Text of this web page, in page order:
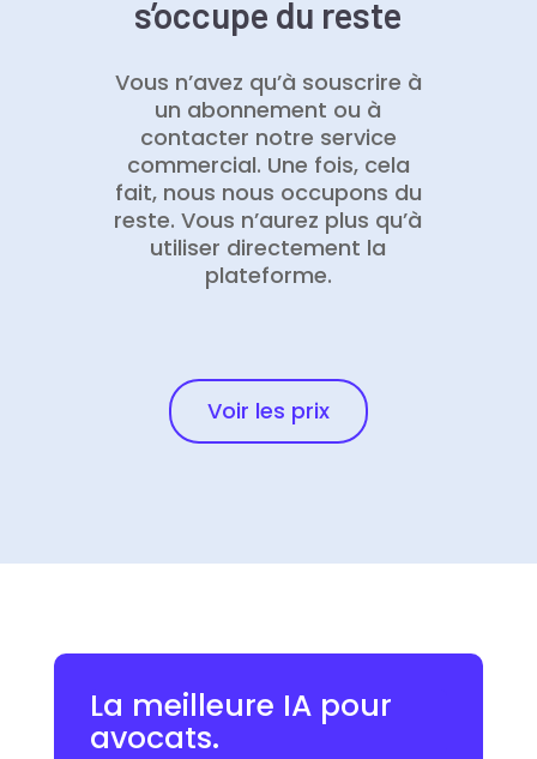
s’occupe du reste
Vous n’avez qu’à souscrire à
un abonnement ou à
contacter notre service
commercial. Une fois, cela
fait, nous nous occupons du
reste. Vous n’aurez plus qu’à
utiliser directement la
plateforme.
Voir les prix
La meilleure IA pour
avocats.